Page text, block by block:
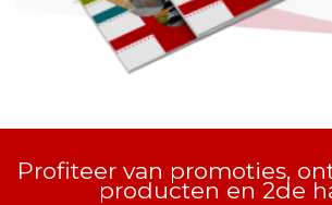
Profiteer van promoties,
producten en 2de